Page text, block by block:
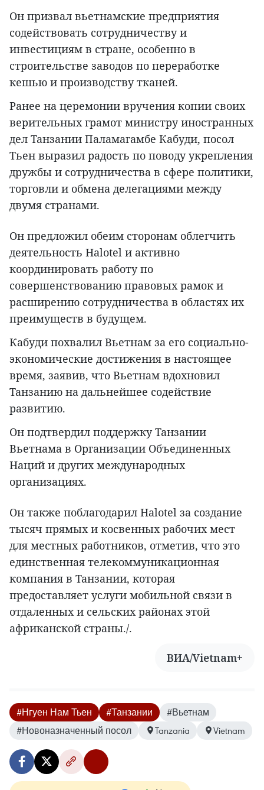
Он призвал вьетнамские предприятия
содействовать сотрудничеству и
инвестициям в стране, особенно в
строительстве заводов по переработке
кешью и производству тканей.
Ранее на церемонии вручения копии своих
верительных грамот министру иностранных
дел Танзании Паламагамбе Кабуди, посол
Тьен выразил радость по поводу укрепления
дружбы и сотрудничества в сфере политики,
торговли и обмена делегациями между
двумя странами.
Он предложил обеим сторонам облегчить
деятельность Halotel и активно
координировать работу по
совершенствованию правовых рамок и
расширению сотрудничества в областях их
преимуществ в будущем.
Кабуди похвалил Вьетнам за его социально-
экономические достижения в настоящее
время, заявив, что Вьетнам вдохновил
Танзанию на дальнейшее содействие
развитию.
Он подтвердил поддержку Танзании
Вьетнама в Организации Объединенных
Наций и других международных
организациях.
Он также поблагодарил Halotel за создание
тысяч прямых и косвенных рабочих мест
для местных работников, отметив, что это
единственная телекоммуникационная
компания в Танзании, которая
предоставляет услуги мобильной связи в
отдаленных и сельских районах этой
африканской страны./.
ВИА/Vietnam+
#Нгуен Нам Тьен #Танзании
#Вьетнам
#Новоназначенный посол
Tanzania Vietnam